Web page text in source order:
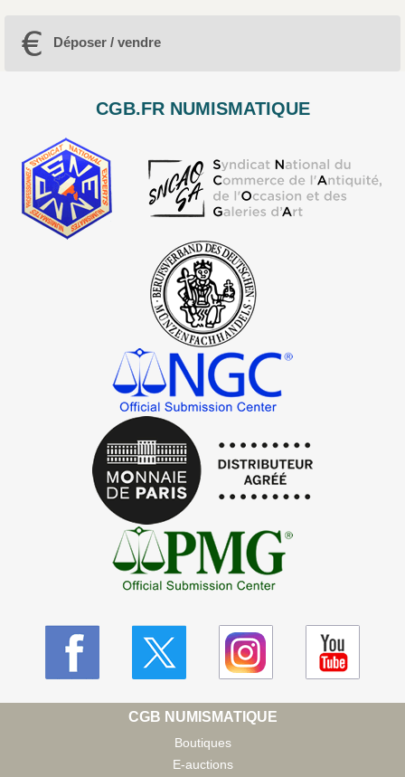
Déposer / vendre
CGB.FR NUMISMATIQUE
CGB NUMISMATIQUE
Boutiques
E-auctions